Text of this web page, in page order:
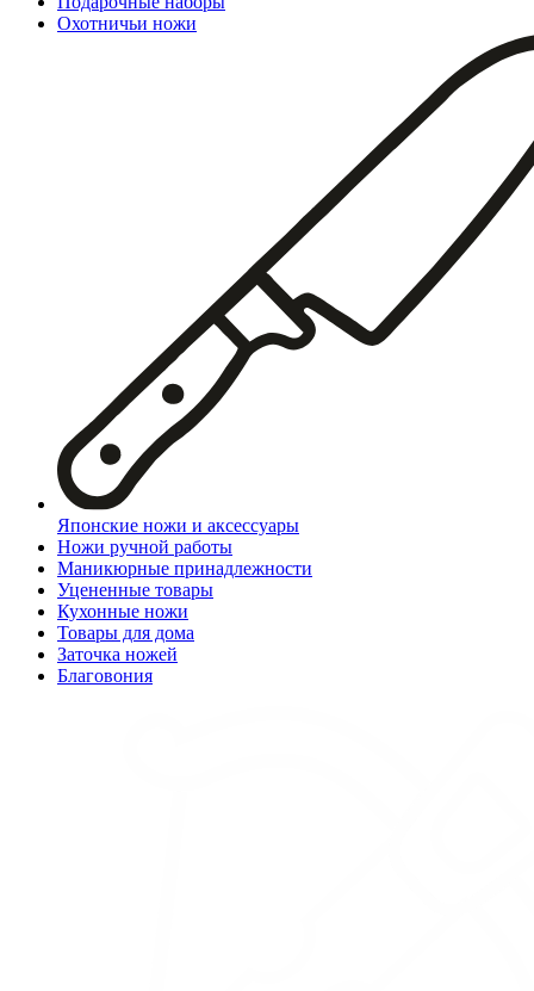
Охотничьи ножи
Японские ножи и аксессуары
Ножи ручной работы
Маникюрные принадлежности
Уцененные товары
Кухонные ножи
Товары для дома
Заточка ножей
Благовония